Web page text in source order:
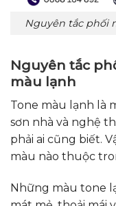
Nguyên tắc phối
Nguyên tắc
màu lạnh
Tone màu lạnh là
sơn nhà và nghệ
phải ai cũng biết.
màu nào thuộc
Những màu tone